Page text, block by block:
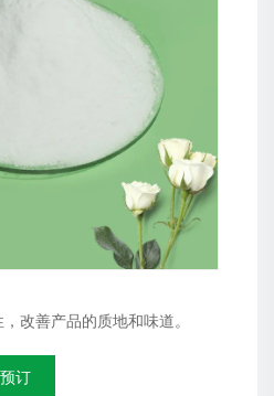
改善产品的质地和味道。
订